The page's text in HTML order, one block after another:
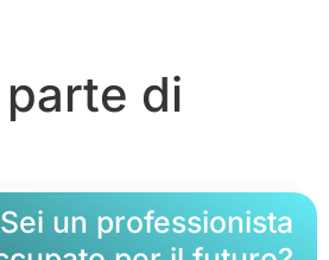
di
Sei un professionista